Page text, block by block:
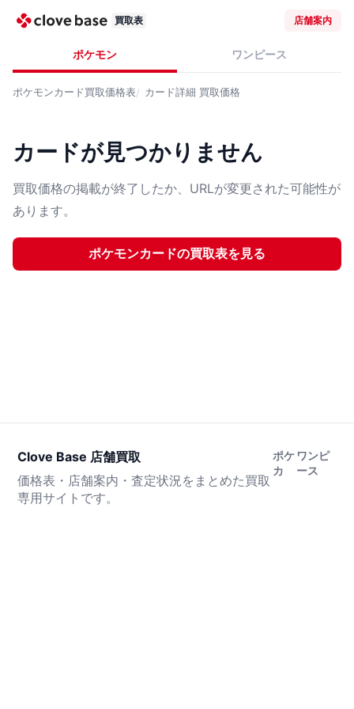
買取表 店舗案内
ポケモン ワンピース
ポケモンカード買取価格表 カード詳細 買取価格
カードが見つかりません
買取価格の掲載が終了したか、URLが変更された可能性が
あります。
ポケモンカードの買取表を見る
Clove Base 店舗買取
価格表・店舗案内・査定状況をまとめた買取
専用サイトです。
ポケ
カ
ワンピ
ース